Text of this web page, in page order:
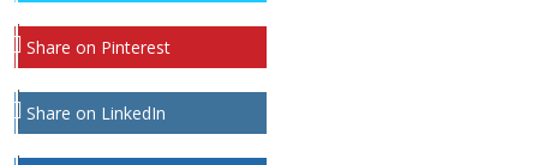
Share on Pinterest
Share on LinkedIn